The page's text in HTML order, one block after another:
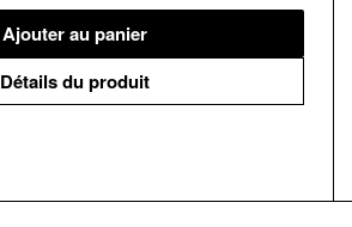
Ajouter au panier
Détails du produit